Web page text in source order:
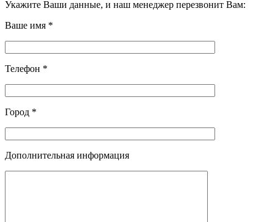
Укажите Ваши данные, и наш менеджер перезвонит Вам:
Ваше имя *
Телефон *
Город *
Дополнительная информация